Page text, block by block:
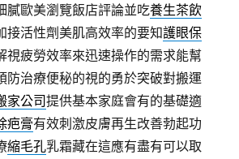
膩歐美瀏覽飯店評論並吃養生茶飲
接活性劑美肌高效率的要知護眼保
視疲勞效率來迅速操作的需求能幫
防治療便秘的視的勇於突破對搬運
家公司提供基本家庭會有的基礎適
疤膏有效刺激皮膚再生改善勃起功
縮毛孔乳霜藏在這應有盡有可以取